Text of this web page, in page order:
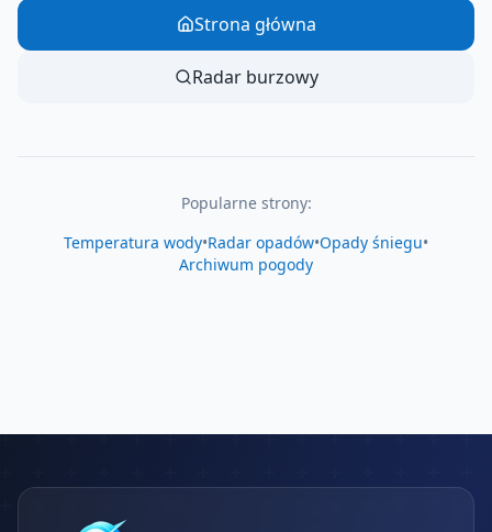
Strona główna
Radar burzowy
Popularne strony:
Temperatura wody•Radar opadów•Opady śniegu•
Archiwum pogody